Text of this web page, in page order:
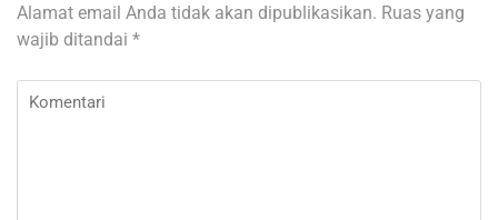
Alamat email Anda tidak akan dipublikasikan. Ruas yang
wajib ditandai *
Komentari